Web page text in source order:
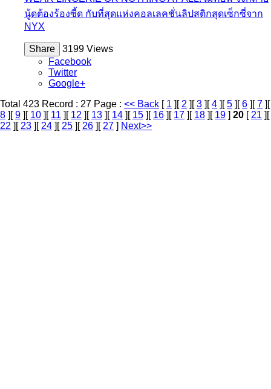
นู้ดต้องร้องซี้ด กับที่สุดแห่งคอลเลคชั่นลิปสติกสุดเซ็กซี่จาก
NYX
Share
3199 Views
Facebook
Twitter
Google+
Total 423 Record : 27 Page : << Back [ 1 ][ 2 ][3 ][4 ][5 ][6 ][7 ][
8 ][9 ][ 10 ][ 11 ][ 12 ][ 13 ][ 14 ][ 15 ][ 16 ][ 17 ][ 18 ][ 19 ] 20 [ 21 ][
22 ][ 23 ][ 24 ][ 25 ][ 26 ][ 27 ] Next>>